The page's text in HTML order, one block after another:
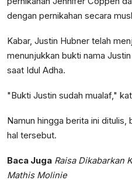
dengan pernikahan secara
Kabar, Justin Hubner telah
menunjukkan bukti nama
saat Idul Adha.
"Bukti Justin sudah mualaf,"
Namun hingga berita ini
hal tersebut.
Baca Juga Raisa Dikabarkan
Mathis Molinie